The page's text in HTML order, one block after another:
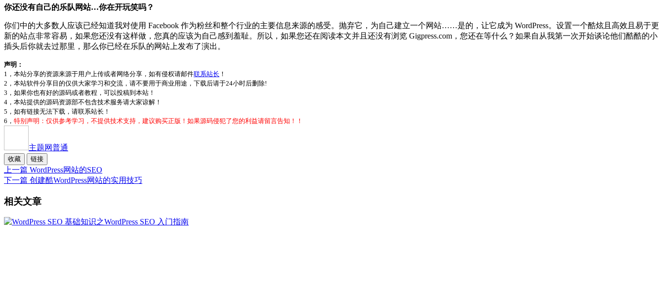
你还没有自己的乐队网站…你在开玩笑吗？
你们中的大多数人应该已经知道我对使用 Facebook 作为粉丝和整个行业的主要信息来源的感受。抛弃它，为自己建立一个网站……是的，让它成为 WordPress。设置一个酷炫且高效且易于更
新的站点非常容易，如果您还没有这样做，您真的应该为自己感到羞耻。所以，如果您还在阅读本文并且还没有浏览 Gigpress.com，您还在等什么？如果自从我第一次开始谈论他们酷酷的小
插头后你就去过那里，那么你已经在乐队的网站上发布了演出。
声明：
1，本站分享的资源来源于用户上传或者网络分享，如有侵权请邮件联系站长 ！
2，本站软件分享目的仅供大家学习和交流，请不要用于商业用途，下载后请于24小时后删除!
3，如果你也有好的源码或者教程，可以投稿到本站！
4，本站提供的源码资源部不包含技术服务请大家谅解！
5，如有链接无法下载，请联系站长！
6， 特别声明：仅供参考学习，不提供技术支持，建议购买正版！如果源码侵犯了您的利益请留言告知！！
主题网普通
收藏 链接
上一篇 WordPress网站的SEO
下一篇 创建酷WordPress网站的实用技巧
相关文章